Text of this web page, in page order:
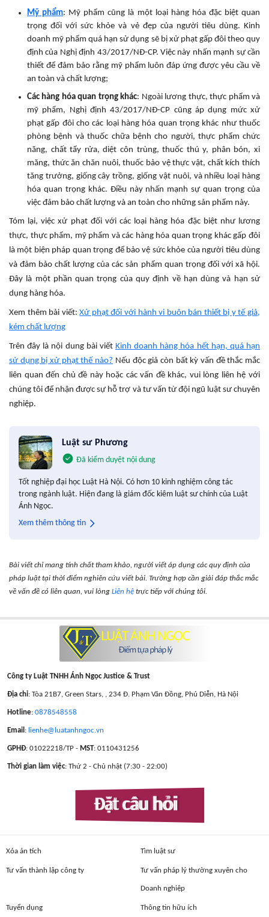
Mỹ phẩm: Mỹ phẩm cũng là một loại hàng hóa đặc biệt quan
trọng đối với sức khỏe và vẻ đẹp của người tiêu dùng. Kinh
doanh mỹ phẩm quá hạn sử dụng sẽ bị xử phạt gấp đôi theo quy
định của Nghị định 43/2017/NĐ-CP. Việc này nhấn mạnh sự cần
thiết để đảm bảo rằng mỹ phẩm luôn đáp ứng được yêu cầu về
an toàn và chất lượng;
Các hàng hóa quan trọng khác: Ngoài lương thực, thực phẩm và
mỹ phẩm, Nghị định 43/2017/NĐ-CP cũng áp dụng mức xử
phạt gấp đôi cho các loại hàng hóa quan trọng khác như thuốc
phòng bệnh và thuốc chữa bệnh cho người, thực phẩm chức
năng, chất tẩy rửa, diệt côn trùng, thuốc thú y, phân bón, xi
măng, thức ăn chăn nuôi, thuốc bảo vệ thực vật, chất kích thích
tăng trưởng, giống cây trồng, giống vật nuôi, và nhiều loại hàng
hóa quan trọng khác. Điều này nhấn mạnh sự quan trọng của
việc đảm bảo chất lượng và an toàn cho những sản phẩm này.
Tóm lại, việc xử phạt đối với các loại hàng hóa đặc biệt như lương
thực, thực phẩm, mỹ phẩm và các hàng hóa quan trọng khác gấp đôi
là một biện pháp quan trọng để bảo vệ sức khỏe của người tiêu dùng
và đảm bảo chất lượng của các sản phẩm quan trọng đối với xã hội.
Đây là một phần quan trọng của quy định về hạn dùng và hạn sử
dụng hàng hóa.
Xem thêm bài viết:Xử phạt đối với hành vi buôn bán thiết bị y tế giả,
kém chất lượng
Trên đây là nội dung bài viết Kinh doanh hàng hóa hết hạn, quá hạn
sử dụng bị xử phạt thế nào? Nếu độc giả còn bất kỳ vấn đề thắc mắc
liên quan đến chủ đề này hoặc các vấn đề khác, vui lòng liên hệ với
chúng tôi để nhận được sự hỗ trợ và tư vấn từ đội ngũ luật sư chuyên
nghiệp.
Luật sư Phương
Đã kiểm duyệt nội dung
Tốt nghiệp đại học Luật Hà Nội. Có hơn 10 kinh nghiệm công tác
trong ngành luật. Hiện đang là giám đốc kiêm luật sư chính của Luật
Ánh Ngọc.
Xem thêm thông tin
Bài viết chỉ mang tính chất tham khảo, người viết áp dụng các quy định của
pháp luật tại thời điểm nghiên cứu viết bài. Trường hợp cần giải đáp thắc mắc
về vấn đề có liên quan, vui lòng Liên hệ trực tiếp với chúng tôi.
Công ty Luật TNHH Ánh Ngọc Justice & Trust
Địa chỉ: Tòa 21B7, Green Stars, , 234 Đ. Phạm Văn Đồng, Phú Diễn, Hà Nội
Hotline: 0878548558
Email : lienhe@luatanhngoc.vn
GPHĐ: 01022218/TP - MST: 0110431256
Thời gian làm việc: Thứ 2 - Chủ nhật (7:30 - 22:00)
Đặt câu hỏi
Xóa án tích Tìm luật sư
Tư vấn thành lập công ty Tư vấn pháp lý thường xuyên cho
Doanh nghiệp
Tuyển dụng Thông tin hữu ích